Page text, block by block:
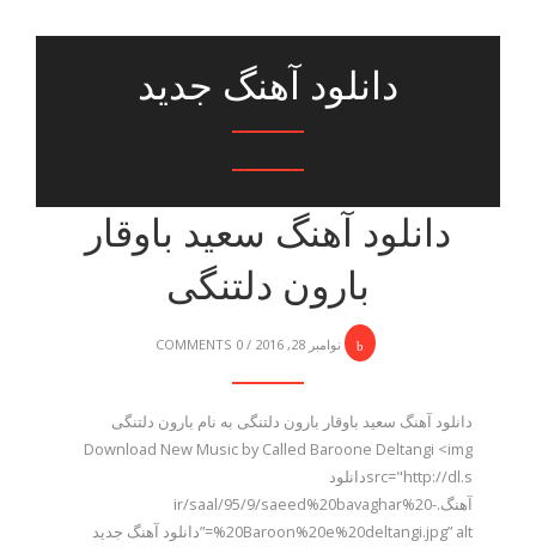
دانلود آهنگ جدید
دانلود آهنگ سعید باوقار
بارون دلتنگی
نوامبر 28, 2016 /
0 COMMENTS
دانلود آهنگ سعید باوقار بارون دلتنگی به نام بارون دلتنگی
Download New Music by Called Baroone Deltangi <img
src="http://dl.sدانلود
آهنگ.ir/saal/95/9/saeed%20bavaghar%20-
%20Baroon%20e%20deltangi.jpg” alt=”دانلود آهنگ جدید